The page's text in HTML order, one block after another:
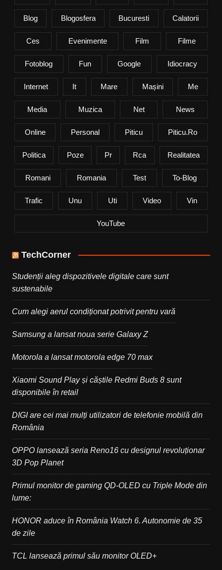
Blog Blogosfera Bucuresti Calatorii
Ces Evenimente Film Filme
Fotoblog Fun Google Idiocracy
Internet It Mare Mașini Me
Media Muzica Net News
Online Personal Piticu Piticu.ro
Politica Poze Pr Rca Realitatea
Romani Romania Test To-Blog
Trafic Unu Uti Video Vin
YouTube
TechCorner
Studenții aleg dispozitivele digitale care sunt
sustenabile
Cum alegi aerul condiționat potrivit pentru vară
Samsung a lansat noua serie Galaxy Z
Motorola a lansat motorola edge 70 max
Xiaomi Sound Play și căștile Redmi Buds 8 sunt
disponibile în retail
DIGI are cei mai mulți utilizatori de telefonie mobilă din
România
OPPO lansează seria Reno16 cu designul revoluționar
3D Pop Planet
Primul monitor de gaming QD-OLED cu Triple Mode din
lume:
HONOR aduce în România Watch 6. Autonomie de 35
de zile
TCL lansează primul său monitor OLED+